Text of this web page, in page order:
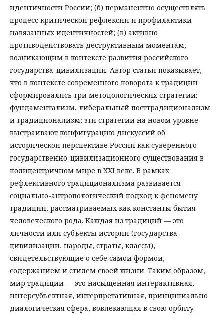
идентичности России; (б) перманентно осуществлять
процесс критической рефлексии и профилактики
навязанных идентичностей; (в) активно
противодействовать деструктивным моментам,
возникающим в контексте развития российского
государства-цивилизации. Автор статьи показывает,
что в контексте современного поворота к традиции
сформировались три методологических стратегии:
фундаментализм, либеральный посттрадиционализм
и традиционализм; эти стратегии на новом уровне
выстраивают конфигурацию дискуссий об
исторической перспективе России как суверенного
государственно-цивилизационного существования в
полицентричном мире в XXI веке. В рамках
рефлексивного традиционализма развивается
социально-антропологический подход к феномену
традиций, рассматриваемых как константы бытия
человеческого рода. Каждая из традиций — это
личности или субъекты истории (государства-
цивилизации, народы, страты, классы),
свидетельствующие о себе самой формой,
содержанием и стилем своей жизни. Таким образом,
мир традиций — это насыщенная интерактивная,
интерсубъектная, интерпретативная, принципиально
диалогическая сфера, вовлекающая в свою орбиту